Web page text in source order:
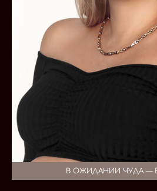
В ОЖИДАНИИ ЧУДА —